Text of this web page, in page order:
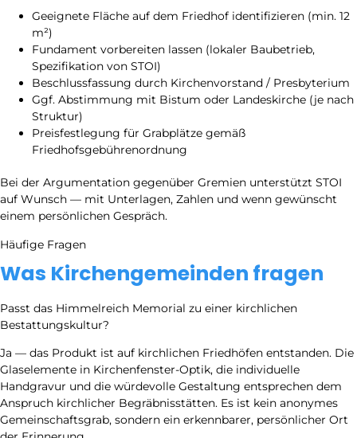
Geeignete Fläche auf dem Friedhof identifizieren (min. 12
m²)
Fundament vorbereiten lassen (lokaler Baubetrieb,
Spezifikation von STOI)
Beschlussfassung durch Kirchenvorstand / Presbyterium
Ggf. Abstimmung mit Bistum oder Landeskirche (je nach
Struktur)
Preisfestlegung für Grabplätze gemäß
Friedhofsgebührenordnung
Bei der Argumentation gegenüber Gremien unterstützt STOI
auf Wunsch — mit Unterlagen, Zahlen und wenn gewünscht
einem persönlichen Gespräch.
Häufige Fragen
Was Kirchengemeinden fragen
Passt das Himmelreich Memorial zu einer kirchlichen
Bestattungskultur?
Ja — das Produkt ist auf kirchlichen Friedhöfen entstanden. Die
Glaselemente in Kirchenfenster-Optik, die individuelle
Handgravur und die würdevolle Gestaltung entsprechen dem
Anspruch kirchlicher Begräbnisstätten. Es ist kein anonymes
Gemeinschaftsgrab, sondern ein erkennbarer, persönlicher Ort